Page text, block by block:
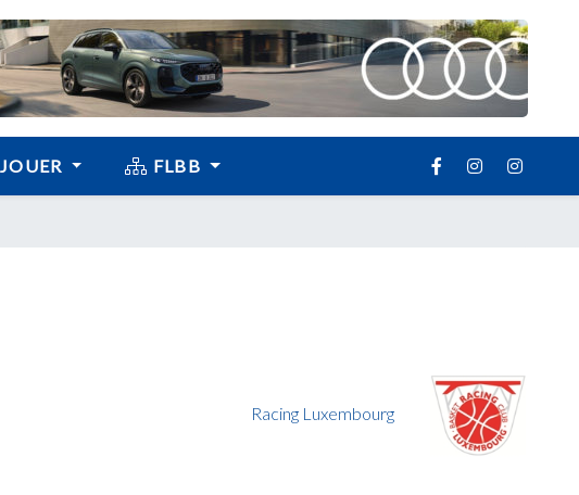
JOUER FLBB
Racing Luxembourg